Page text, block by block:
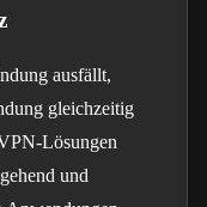
ausfällt,
gleichzeitig
Lösungen
und